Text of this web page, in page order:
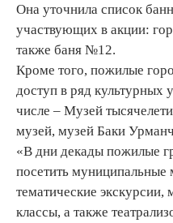
Она уточнила список
участвующих в акции:
также баня №12.
Кроме того, пожилые
доступ в ряд культурных
числе – Музей
музей, музей Баки
«В дни декады пожилые
посетить муниципальные
тематические
классы, а также